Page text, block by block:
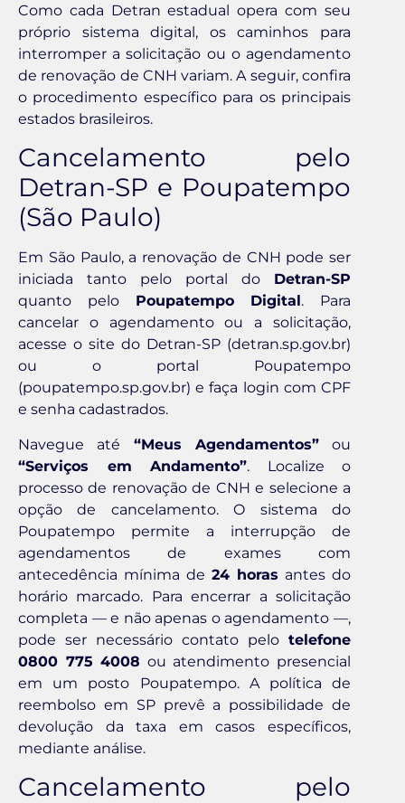
Como cada Detran estadual opera com seu
próprio sistema digital, os caminhos para
interromper a solicitação ou o agendamento
de renovação de CNH variam. A seguir, confira
o procedimento específico para os principais
estados brasileiros.
Cancelamento pelo
Detran-SP e Poupatempo
(São Paulo)
Em São Paulo, a renovação de CNH pode ser
iniciada tanto pelo portal do Detran-SP
quanto pelo Poupatempo Digital. Para
cancelar o agendamento ou a solicitação,
acesse o site do Detran-SP (detran.sp.gov.br)
ou o portal Poupatempo
(poupatempo.sp.gov.br) e faça login com CPF
e senha cadastrados.
Navegue até “Meus Agendamentos”ou
“Serviços em Andamento”. Localize o
processo de renovação de CNH e selecione a
opção de cancelamento. O sistema do
Poupatempo permite a interrupção de
agendamentos de exames com
antecedência mínima de 24 horas antes do
horário marcado. Para encerrar a solicitação
completa — e não apenas o agendamento —,
pode ser necessário contato pelo telefone
0800 775 4008 ou atendimento presencial
em um posto Poupatempo. A política de
reembolso em SP prevê a possibilidade de
devolução da taxa em casos específicos,
mediante análise.
Cancelamento pelo